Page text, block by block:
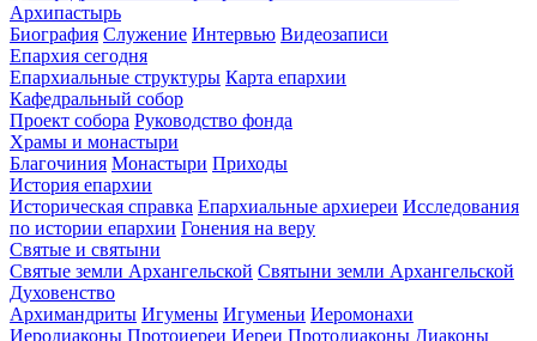
Архипастырь
Биография Служение Интервью Видеозаписи
Епархия сегодня
Епархиальные структуры Карта епархии
Кафедральный собор
Проект собора Руководство фонда
Храмы и монастыри
Благочиния Монастыри Приходы
История епархии
Историческая справка Епархиальные архиереи Исследования
по истории епархии Гонения на веру
Святые и святыни
Святые земли Архангельской Святыни земли Архангельской
Духовенство
Архимандриты Игумены Игуменьи Иеромонахи
Иеродиаконы Протоиереи Иереи Протодиаконы Диаконы